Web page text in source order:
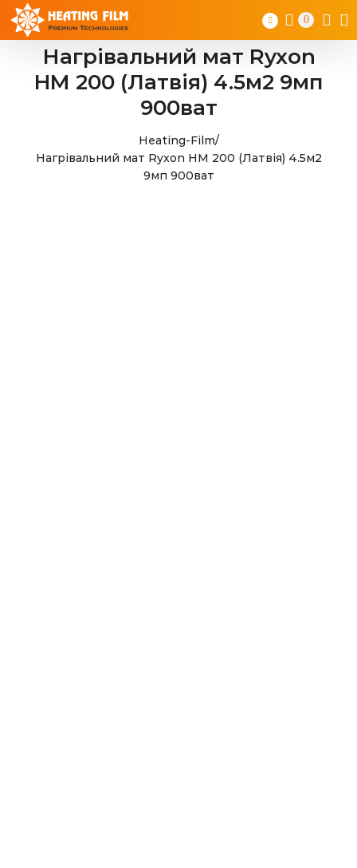
Skip
content
0
Нагрівальний мат Ryxon
HM 200 (Латвія) 4.5м2 9мп
900ват
Heating-Film/
Нагрівальний мат Ryxon HM 200 (Латвія) 4.5м2
9мп 900ват